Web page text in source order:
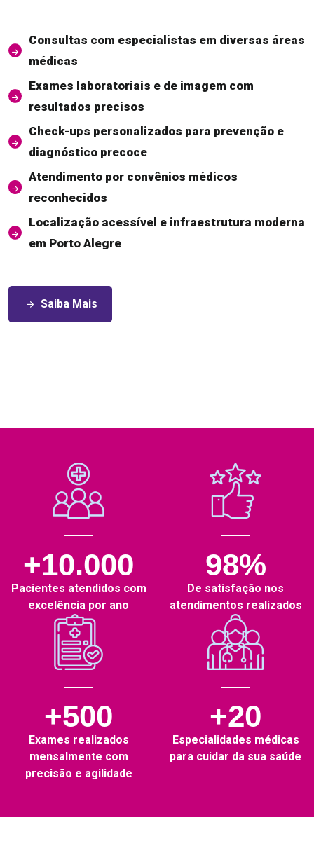
Consultas com especialistas em diversas áreas
médicas
Exames laboratoriais e de imagem com
resultados precisos
Check-ups personalizados para prevenção e
diagnóstico precoce
Atendimento por convênios médicos
reconhecidos
Localização acessível e infraestrutura moderna
em Porto Alegre
Saiba Mais
+10.000
Pacientes atendidos com
excelência por ano
98%
De satisfação nos
atendimentos realizados
+500
Exames realizados
mensalmente com
precisão e agilidade
+20
Especialidades médicas
para cuidar da sua saúde